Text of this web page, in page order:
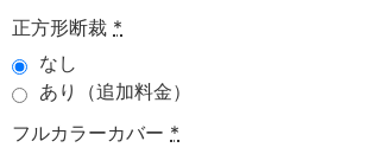
正方形断裁 *
なし
あり（追加料金）
フルカラーカバー *